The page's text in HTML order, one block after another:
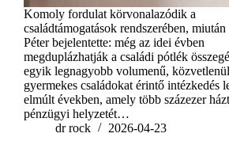
Komoly fordulat körvonalazódik a
családtámogatások rendszerében,
Péter bejelentette: még az idei évben
megduplázhatják a családi pótlék
egyik legnagyobb volumenű,
gyermekes családokat érintő intézkedés
elmúlt években, amely több százezer
pénzügyi helyzetét…
dr rock
2026-04-23